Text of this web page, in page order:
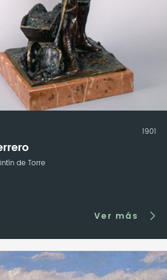
1901
de Torre
Ver más